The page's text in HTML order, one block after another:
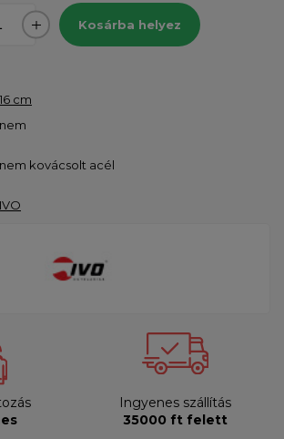
Kosárba helyez
16 cm
nem
nem kovácsolt acél
IVO
Ingyenes szállítás
35000 ft felett